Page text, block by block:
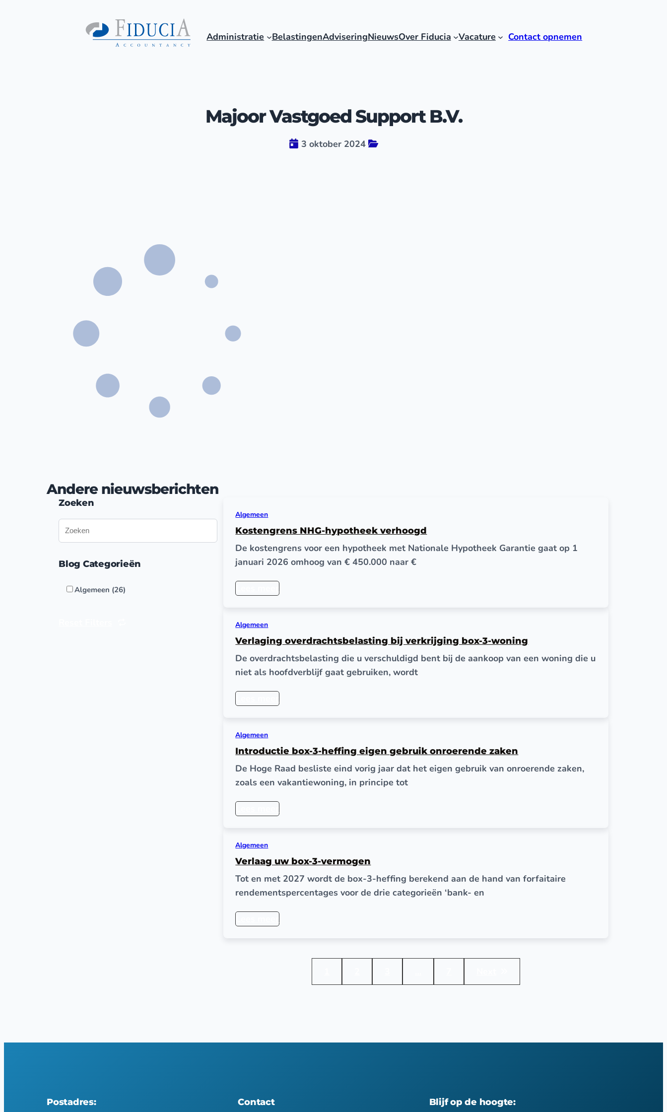
Administratie BelastingenAdviseringNieuwsOver Fiducia Vacature Contact opnemen
Majoor Vastgoed Support B.V.
3 oktober 2024
Andere nieuwsberichten
Zoeken
Blog Categorieën
Algemeen (26)
Algemeen
Kostengrens NHG-hypotheek verhoogd
De kostengrens voor een hypotheek met Nationale Hypotheek Garantie gaat op 1
januari 2026 omhoog van € 450.000 naar €
Algemeen
Verlaging overdrachtsbelasting bij verkrijging box-3-woning
De overdrachtsbelasting die u verschuldigd bent bij de aankoop van een woning die u
niet als hoofdverblijf gaat gebruiken, wordt
Algemeen
Introductie box-3-heffing eigen gebruik onroerende zaken
De Hoge Raad besliste eind vorig jaar dat het eigen gebruik van onroerende zaken,
zoals een vakantiewoning, in principe tot
Algemeen
Verlaag uw box-3-vermogen
Tot en met 2027 wordt de box-3-heffing berekend aan de hand van forfaitaire
rendementspercentages voor de drie categorieën ‘bank- en
Postadres: Contact Blijf op de hoogte: